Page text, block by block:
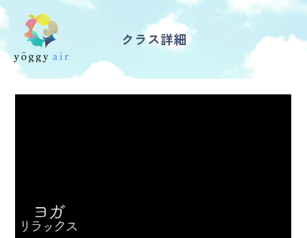
受講の流れ
yoggy store
クラス詳細